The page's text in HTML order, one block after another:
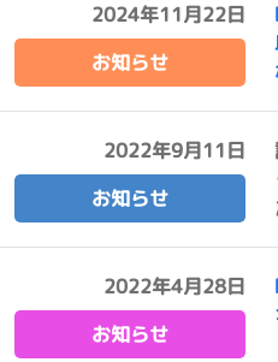
2024年11月22日
お知らせ
2022年9月11日
お知らせ
2022年4月28日
お知らせ